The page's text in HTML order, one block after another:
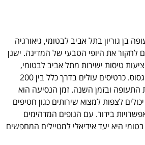
בן גוריון בתל אביב לבטומי, גיאורגיה
לחקור את היופי הטבעי של המדינה. ישנן
טיסות ישירות מתל אביב לבטומי,
ביניהן אל על, וויז אייר ופגסוס. כרטיסים עולים בדרך כלל בין 200
התעופה ובזמן השנה. זמן הנסיעה הוא
לצפות למצוא שירותים כגון חטיפים
בידור. עם הנופים המדהימים
היא יעד אידיאלי למטיילים המחפשים